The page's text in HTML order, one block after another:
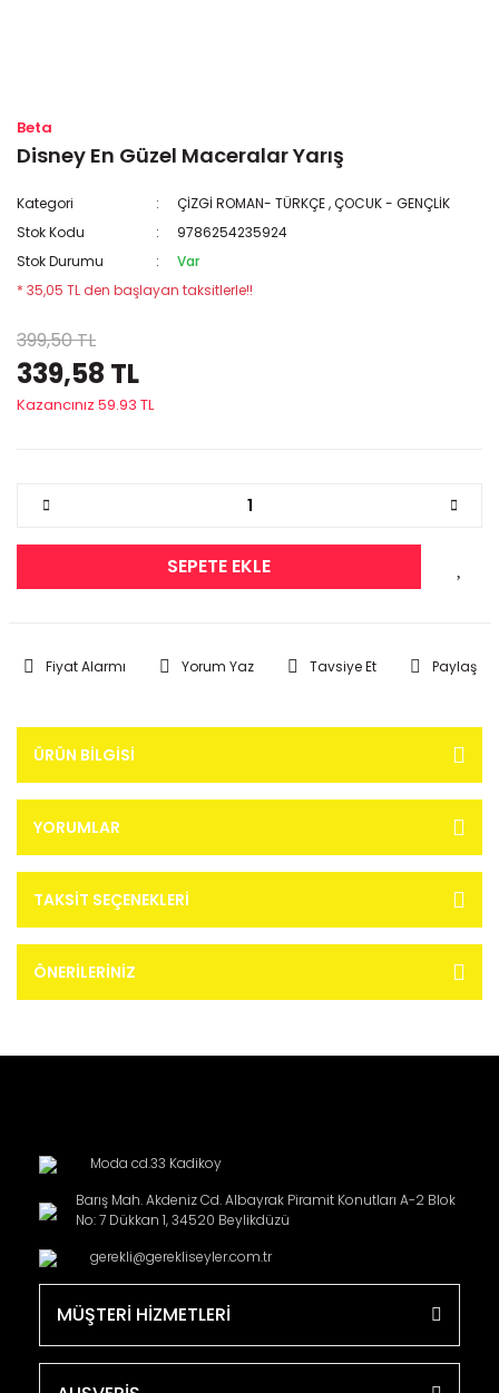
Beta
Disney En Güzel Maceralar Yarış
Kategori ÇİZGİ ROMAN- TÜRKÇE,ÇOCUK - GENÇLİK
Stok Kodu
9786254235924
Stok Durumu
Var
* 35,05 TL den başlayan taksitlerle!!
399,50 TL
339,58 TL
Kazancınız 59.93 TL
SEPETE EKLE
Fiyat Alarmı Yorum Yaz Tavsiye Et Paylaş
ÜRÜN BILGISI
YORUMLAR
TAKSIT SEÇENEKLERI
ÖNERILERINIZ
Moda cd.33 Kadikoy
Barış Mah. Akdeniz Cd. Albayrak Piramit Konutları A-2 Blok
No: 7 Dükkan 1, 34520 Beylikdüzü
gerekli@gerekliseyler.com.tr
MÜŞTERİ HİZMETLERİ